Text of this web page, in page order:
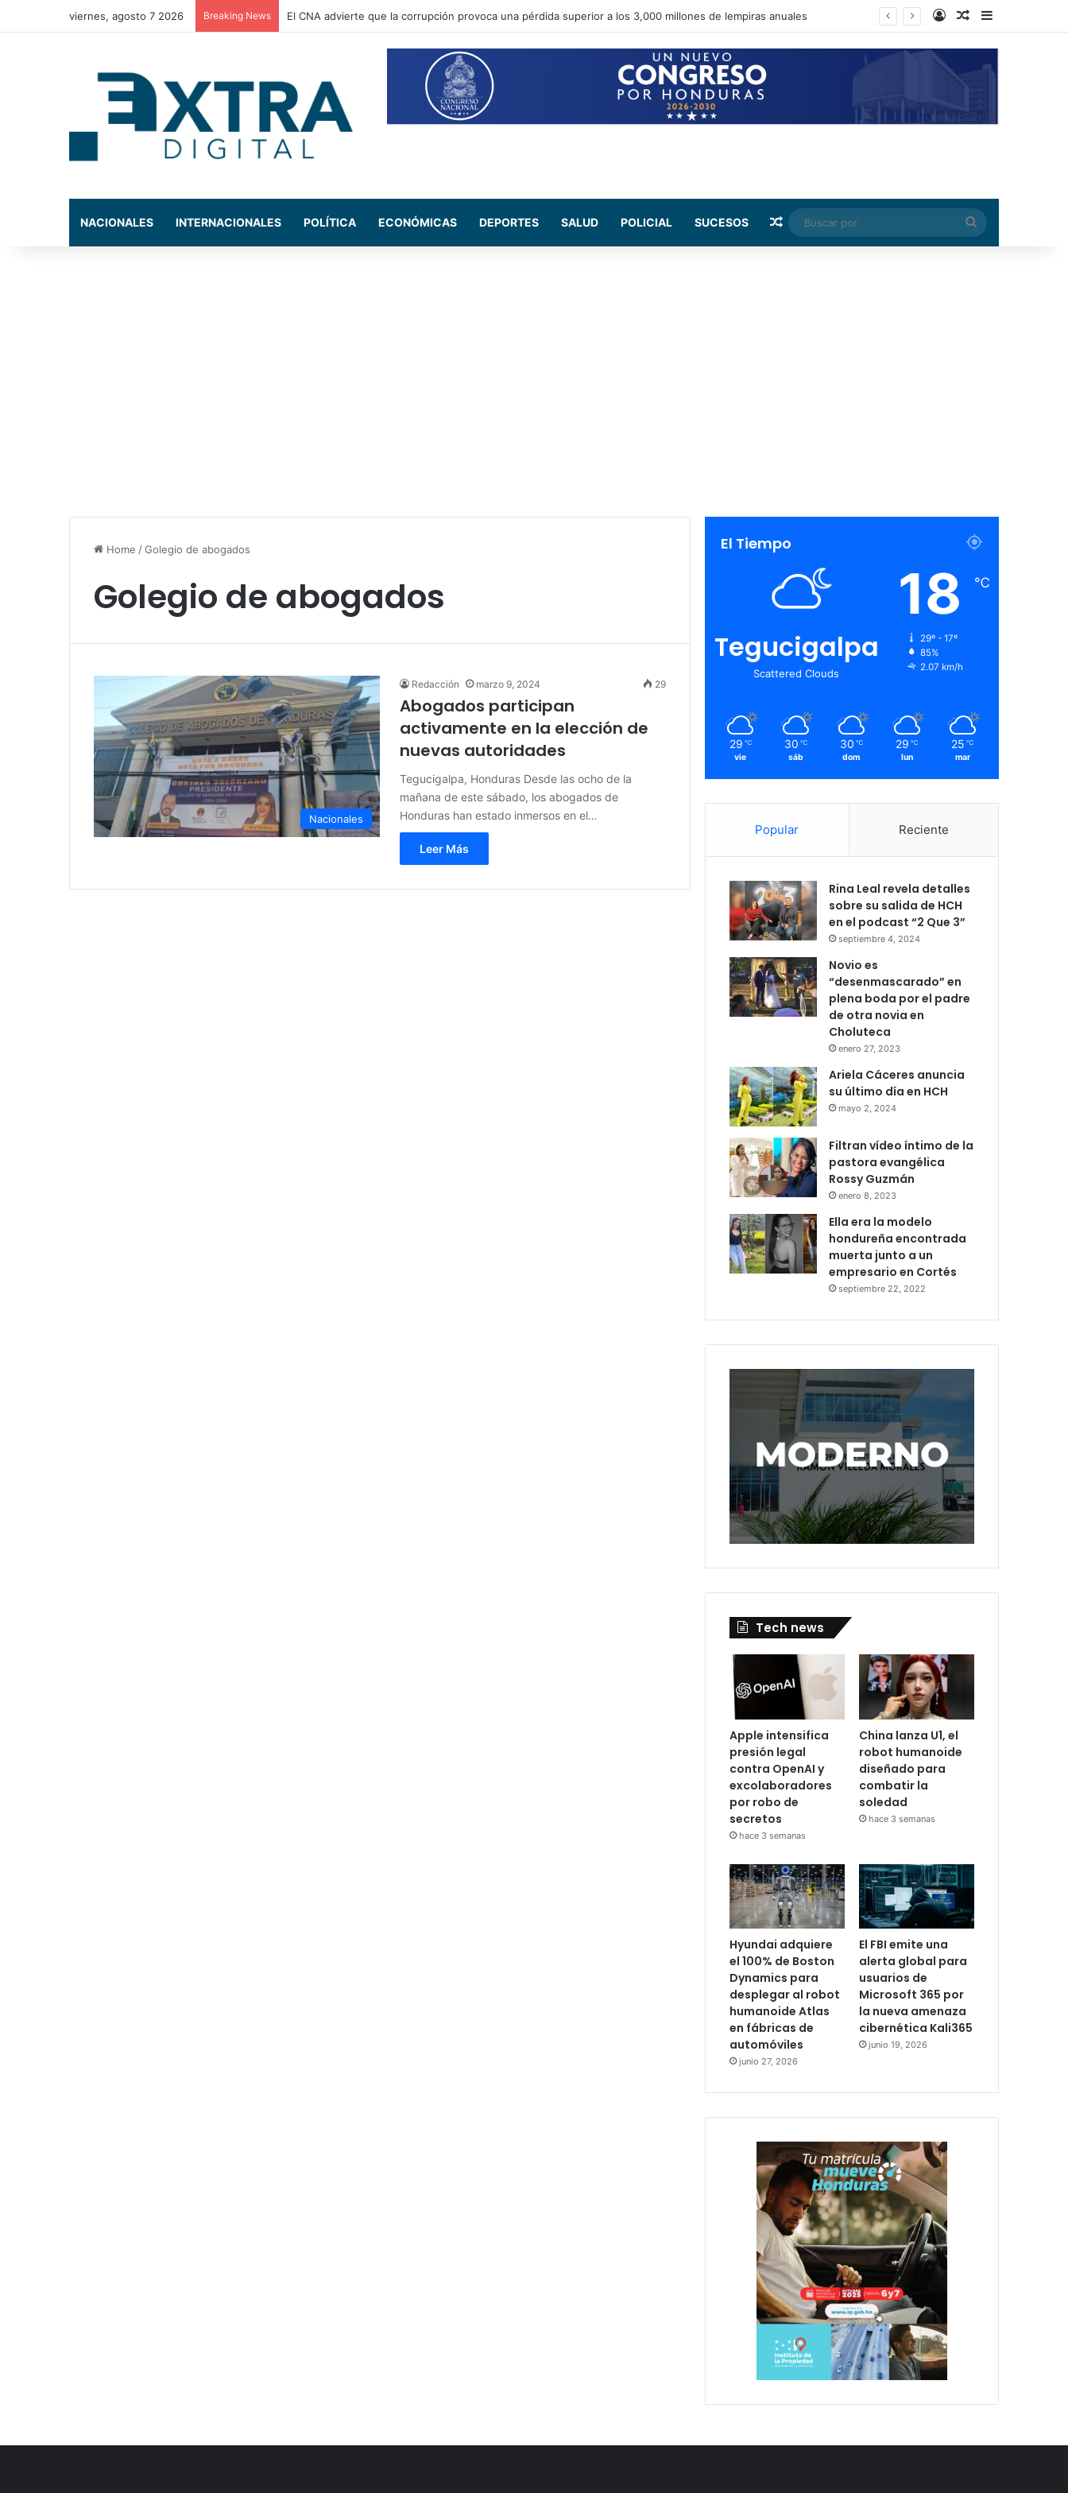
viernes, agosto 7 2026 Breaking News El CNA advierte que la corrupción provoca una pérdida superior a los 3,000 millones de lempiras anuales Log InRandom Article
NACIONALES INTERNACIONALES POLÍTICA ECONÓMICAS DEPORTES SALUD POLICIAL SUCESOS Random Article
Buscar
por
Home /Golegio de abogados
Golegio de abogados
Nacionales
Redacción marzo 9, 2024 29
Abogados participan
activamente en la elección de
nuevas autoridades
Tegucigalpa, Honduras Desde las ocho de la
mañana de este sábado, los abogados de
Honduras han estado inmersos en el…
Leer Más
El Tiempo
Tegucigalpa
Scattered Clouds
18 ℃
29º - 17º
85%
2.07 km/h
29 ℃
vie
30 ℃
sáb
30 ℃
dom
29 ℃
lun
25 ℃
mar
Popular Reciente
Rina Leal revela detalles
sobre su salida de HCH
en el podcast “2 Que 3”
septiembre 4, 2024
Novio es
“desenmascarado” en
plena boda por el padre
de otra novia en
Choluteca
enero 27, 2023
Ariela Cáceres anuncia
su último día en HCH
mayo 2, 2024
Filtran vídeo íntimo de la
pastora evangélica
Rossy Guzmán
enero 8, 2023
Ella era la modelo
hondureña encontrada
muerta junto a un
empresario en Cortés
septiembre 22, 2022
Tech news
Apple intensifica
presión legal
contra OpenAI y
excolaboradores
por robo de
secretos
hace 3 semanas
China lanza U1, el
robot humanoide
diseñado para
combatir la
soledad
hace 3 semanas
Hyundai adquiere
el 100% de Boston
Dynamics para
desplegar al robot
humanoide Atlas
en fábricas de
automóviles
junio 27, 2026
El FBI emite una
alerta global para
usuarios de
Microsoft 365 por
la nueva amenaza
cibernética Kali365
junio 19, 2026